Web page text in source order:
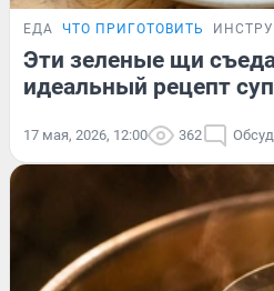
ЕДА ЧТО ПРИГОТОВИТЬ
Эти зеленые щи
идеальный рецепт
17 мая, 2026, 12:00 362